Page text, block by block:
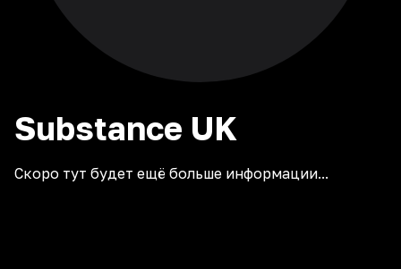
Substance UK
Скоро тут будет ещё больше информации...